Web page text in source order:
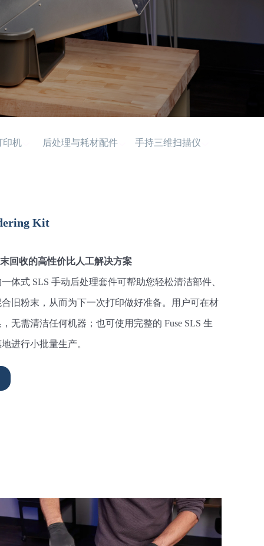
印机 后处理与耗材配件 手持三维扫描仪
Kit
回收的高性价比人工解决方案
体式 SLS 手动后处理套件可帮助您轻松清洁部件、
旧粉末，从而为下一次打印做好准备。用户可在材
无需清洁任何机器；也可使用完整的 Fuse SLS 生
进行小批量生产。